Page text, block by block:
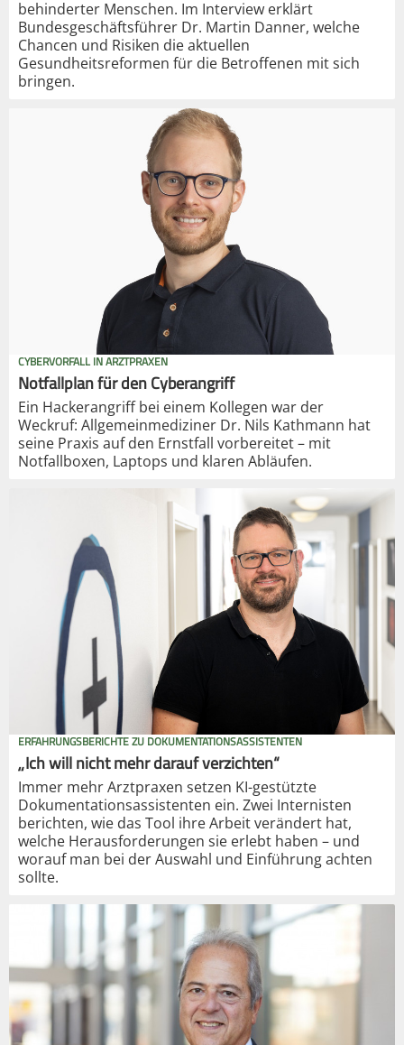
behinderter Menschen. Im Interview erklärt
Bundesgeschäftsführer Dr. Martin Danner, welche
Chancen und Risiken die aktuellen
Gesundheitsreformen für die Betroffenen mit sich
bringen.
CYBERVORFALL IN ARZTPRAXEN
Notfallplan für den Cyberangriff
Ein Hackerangriff bei einem Kollegen war der
Weckruf: Allgemeinmediziner Dr. Nils Kathmann hat
seine Praxis auf den Ernstfall vorbereitet – mit
Notfallboxen, Laptops und klaren Abläufen.
ERFAHRUNGSBERICHTE ZU DOKUMENTATIONSASSISTENTEN
„Ich will nicht mehr darauf verzichten“
Immer mehr Arztpraxen setzen KI-gestützte
Dokumentationsassistenten ein. Zwei Internisten
berichten, wie das Tool ihre Arbeit verändert hat,
welche Herausforderungen sie erlebt haben – und
worauf man bei der Auswahl und Einführung achten
sollte.